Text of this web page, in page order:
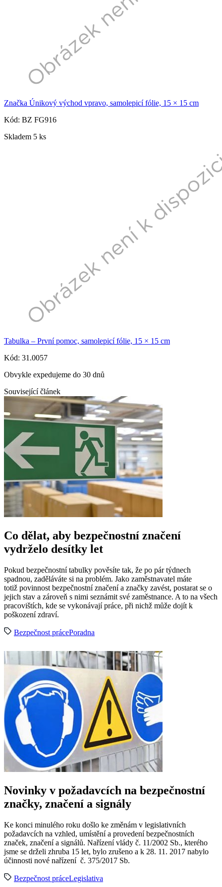
Značka Únikový východ vpravo, samolepicí fólie, 15 × 15 cm
Kód: BZ FG916
Skladem 5 ks
Tabulka – První pomoc, samolepicí fólie, 15 × 15 cm
Kód: 31.0057
Obvykle expedujeme do 30 dnů
Související článek
Co dělat, aby bezpečnostní značení
vydrželo desítky let
Pokud bezpečnostní tabulky pověsíte tak, že po pár týdnech
spadnou, zaděláváte si na problém. Jako zaměstnavatel máte
totiž povinnost bezpečnostní značení a značky zavést, postarat se o
jejich stav a zároveň s nimi seznámit své zaměstnance. A to na všech
pracovištích, kde se vykonávají práce, při nichž může dojít k
poškození zdraví.
Bezpečnost prácePoradna
Novinky v požadavcích na bezpečnostní
značky, značení a signály
Ke konci minulého roku došlo ke změnám v legislativních
požadavcích na vzhled, umístění a provedení bezpečnostních
značek, značení a signálů. Nařízení vlády č. 11/2002 Sb., kterého
jsme se drželi zhruba 15 let, bylo zrušeno a k 28. 11. 2017 nabylo
účinnosti nové nařízení č. 375/2017 Sb.
Bezpečnost práceLegislativa